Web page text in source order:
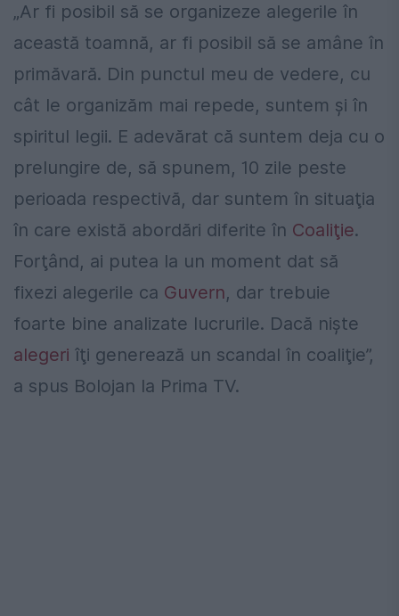
„Ar fi posibil să se organizeze alegerile în
această toamnă, ar fi posibil să se amâne în
primăvară. Din punctul meu de vedere, cu
cât le organizăm mai repede, suntem şi în
spiritul legii. E adevărat că suntem deja cu o
prelungire de, să spunem, 10 zile peste
perioada respectivă, dar suntem în situaţia
în care există abordări diferite în Coaliţie.
Forţând, ai putea la un moment dat să
fixezi alegerile ca Guvern, dar trebuie
foarte bine analizate lucrurile. Dacă nişte
alegeri îţi generează un scandal în coaliţie”,
a spus Bolojan la Prima TV.